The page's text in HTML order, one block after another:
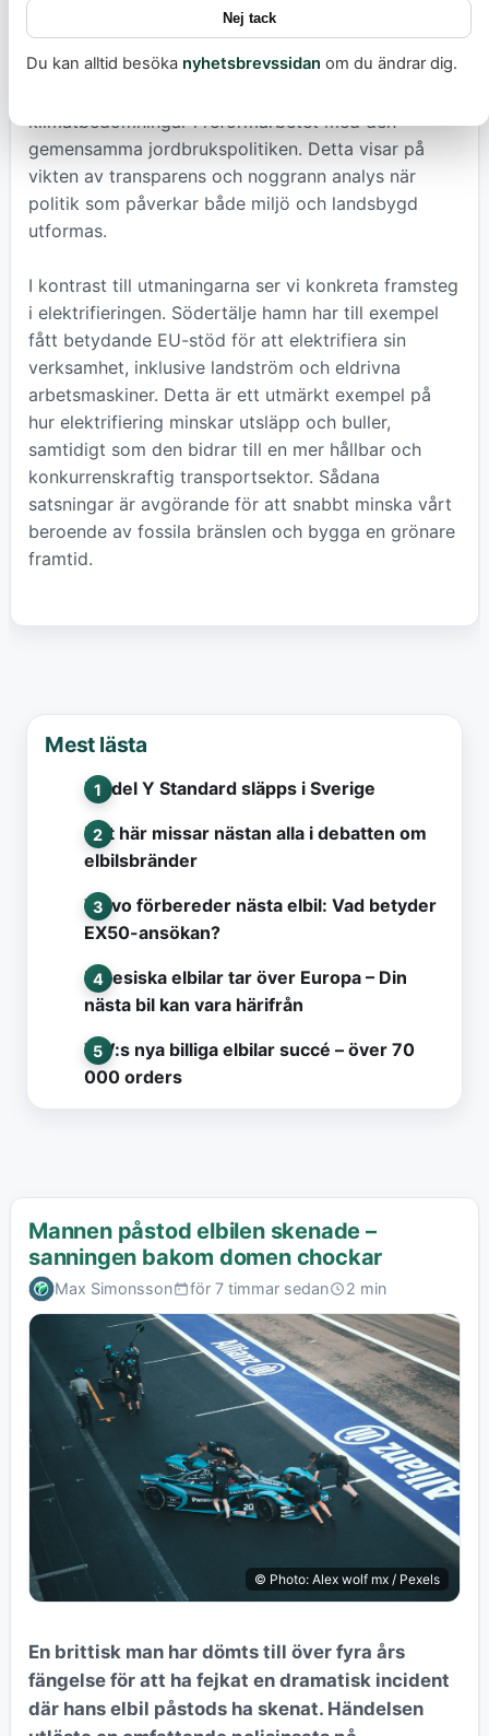
Även jordbrukspolitiken granskas skarpt.
Europeiska miljöbyrån (EEB) har anmält EU-
klimatbedömningar i reformarbetet med den
gemensamma jordbrukspolitiken. Detta visar på
vikten av transparens och noggrann analys när
politik som påverkar både miljö och landsbygd
utformas.
I kontrast till utmaningarna ser vi konkreta framsteg
i elektrifieringen. Södertälje hamn har till exempel
fått betydande EU-stöd för att elektrifiera sin
verksamhet, inklusive landström och eldrivna
arbetsmaskiner. Detta är ett utmärkt exempel på
hur elektrifiering minskar utsläpp och buller,
samtidigt som den bidrar till en mer hållbar och
konkurrenskraftig transportsektor. Sådana
satsningar är avgörande för att snabbt minska vårt
beroende av fossila bränslen och bygga en grönare
framtid.
Mest lästa
Model Y Standard släpps i Sverige
Det här missar nästan alla i debatten om
elbilsbränder
Volvo förbereder nästa elbil: Vad betyder
EX50-ansökan?
Kinesiska elbilar tar över Europa – Din
nästa bil kan vara härifrån
VW:s nya billiga elbilar succé – över 70
000 orders
Mannen påstod elbilen skenade –
sanningen bakom domen chockar
Max Simonsson för 7 timmar sedan 2 min
© Photo: Alex wolf mx / Pexels
En brittisk man har dömts till över fyra års
fängelse för att ha fejkat en dramatisk incident
där hans elbil påstods ha skenat. Händelsen
Nej tack
Du kan alltid besöka nyhetsbrevssidan om du ändrar dig.